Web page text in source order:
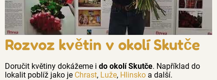
Rozvoz květin v okolí Skutče
Doručit květiny dokážeme i do okolí Skutče. Například do
lokalit poblíž jako je Chrast, Luže, Hlinsko a další.